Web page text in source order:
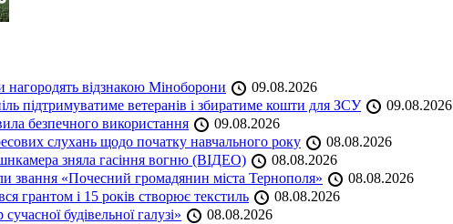
нагородять відзнакою Міноборони
09.08.2026
підтримуватиме ветеранів і збиратиме кошти для ЗСУ
09.08.2026
безпечного використання
09.08.2026
слухань щодо початку навчального року
08.08.2026
зняла гасіння вогню (ВІДЕО)
08.08.2026
звання «Почесний громадянин міста Тернополя»
08.08.2026
грантом і 15 років створює текстиль
08.08.2026
будівельної галузі»
08.08.2026